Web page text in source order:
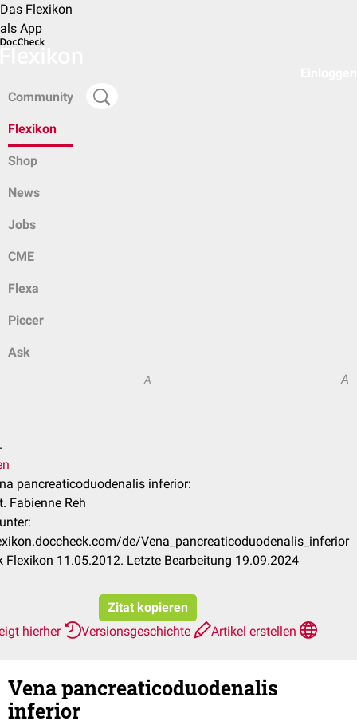
Das Flexikon
als App
Community
Flexikon
Shop
News
Jobs
CME
Flexa
Piccer
Ask
A A
pancreaticoduodenalis inferior:
Fabienne Reh
de/Vena_pancreaticoduodenalis_inferior
Flexikon 11.05.2012. Letzte Bearbeitung 19.09.2024
Zitat kopieren
hierher
Versionsgeschichte Artikel erstellen
Vena pancreaticoduodenalis
inferior